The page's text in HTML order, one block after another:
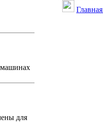
машинах
для